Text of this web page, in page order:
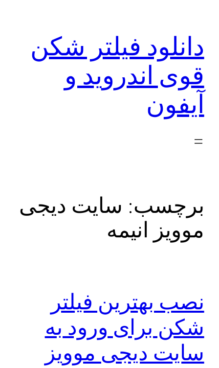
دانلود فیلتر شکن
قوی اندروید و
آیفون
برچسب: سایت دیجی
موویز انیمه
نصب بهترین فیلتر
شکن برای ورود به
سایت دیجی موویز